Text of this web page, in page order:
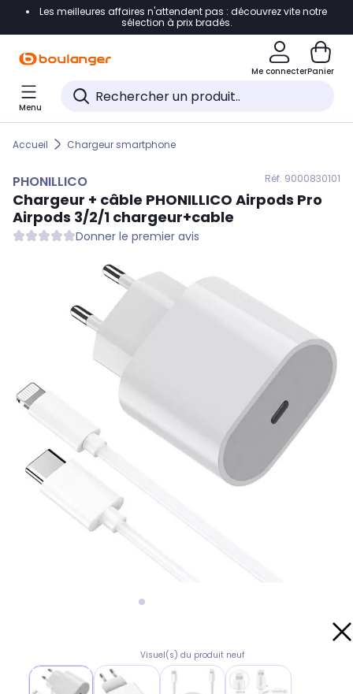
Accéder directement à la navigation
Accéder directement au pied de page
Accéder directement au chatbot
Les meilleures affaires n'attendent pas : découvrez vite notre
sélection à prix bradés.
Me connecterPanier
Menu
Accueil Chargeur smartphone
PHONILLICO Réf. 9000830101
Chargeur + câble PHONILLICO Airpods Pro
Airpods 3/2/1 chargeur+cable
Donner le premier avis
Visuel(s) du produit neuf